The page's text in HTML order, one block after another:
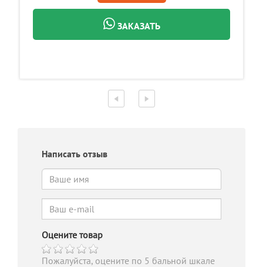
ЗАКАЗАТЬ
Написать отзыв
Оцените товар
Пожалуйста, оцените по 5 бальной шкале